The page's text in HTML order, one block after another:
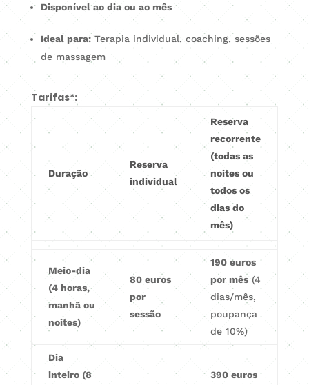
Disponível ao dia ou ao mês
Ideal para:Terapia individual, coaching, sessões
de massagem
Tarifas*:
Duração
Reserva
individual
Reserva
recorrente
(todas as
noites ou
todos os
dias do
mês)
Meio-dia
(4 horas,
manhã ou
noites)
80 euros
por
sessão
190 euros
por mês(4
dias/mês,
poupança
de 10%)
Dia
inteiro (8
390 euros